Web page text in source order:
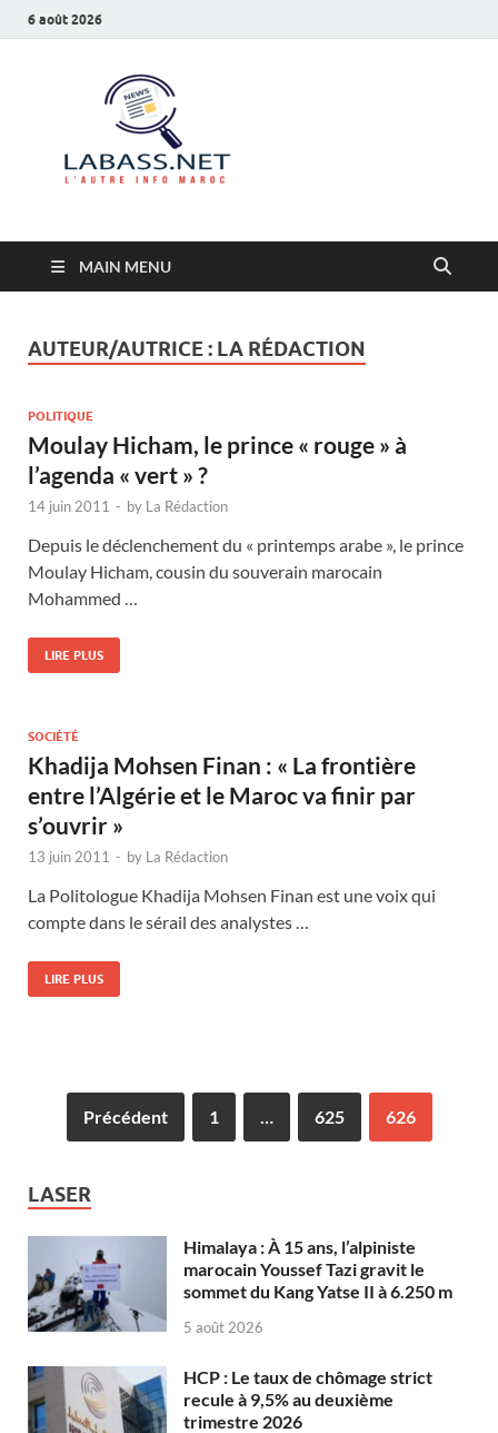
6 août 2026
MAIN MENU
AUTEUR/AUTRICE : LA RÉDACTION
POLITIQUE
Moulay Hicham, le prince « rouge » à
l’agenda « vert » ?
14 juin 2011 - by La Rédaction
Depuis le déclenchement du « printemps arabe », le prince
Moulay Hicham, cousin du souverain marocain
Mohammed …
LIRE PLUS
SOCIÉTÉ
Khadija Mohsen Finan : « La frontière
entre l’Algérie et le Maroc va finir par
s’ouvrir »
13 juin 2011 - by La Rédaction
La Politologue Khadija Mohsen Finan est une voix qui
compte dans le sérail des analystes …
LIRE PLUS
Précédent 1 625 626
LASER
Himalaya : À 15 ans, l’alpiniste
marocain Youssef Tazi gravit le
sommet du Kang Yatse II à 6.250 m
5 août 2026
HCP : Le taux de chômage strict
recule à 9,5% au deuxième
trimestre 2026